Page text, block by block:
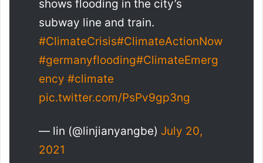
shows flooding in the city’s
subway line and train.
#ClimateCrisis#ClimateActionNow
#germanyflooding#ClimateEmerg
ency #climate
pic.twitter.com/PsPv9gp3ng
— lin (@linjianyangbe) July 20,
2021